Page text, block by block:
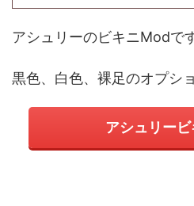
アシュリーのビキニModです
黒色、白色、裸足のオプシ
アシュリー